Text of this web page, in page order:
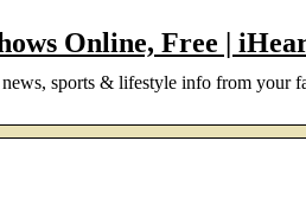
Online, Free |
sports & lifestyle info from your